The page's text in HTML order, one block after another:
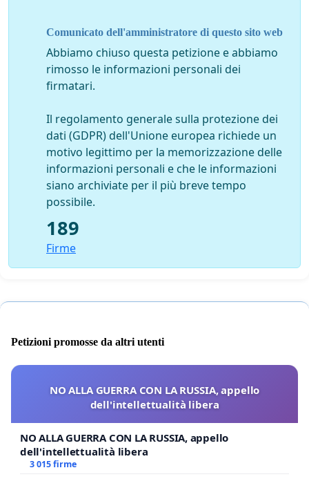
Comunicato dell'amministratore di questo sito web
Abbiamo chiuso questa petizione e abbiamo
rimosso le informazioni personali dei
firmatari.
Il regolamento generale sulla protezione dei
dati (GDPR) dell'Unione europea richiede un
motivo legittimo per la memorizzazione delle
informazioni personali e che le informazioni
siano archiviate per il più breve tempo
possibile.
189
Firme
Petizioni promosse da altri utenti
NO ALLA GUERRA CON LA RUSSIA, appello
dell'intellettualità libera
NO ALLA GUERRA CON LA RUSSIA, appello
dell'intellettualità libera
3 015 firme